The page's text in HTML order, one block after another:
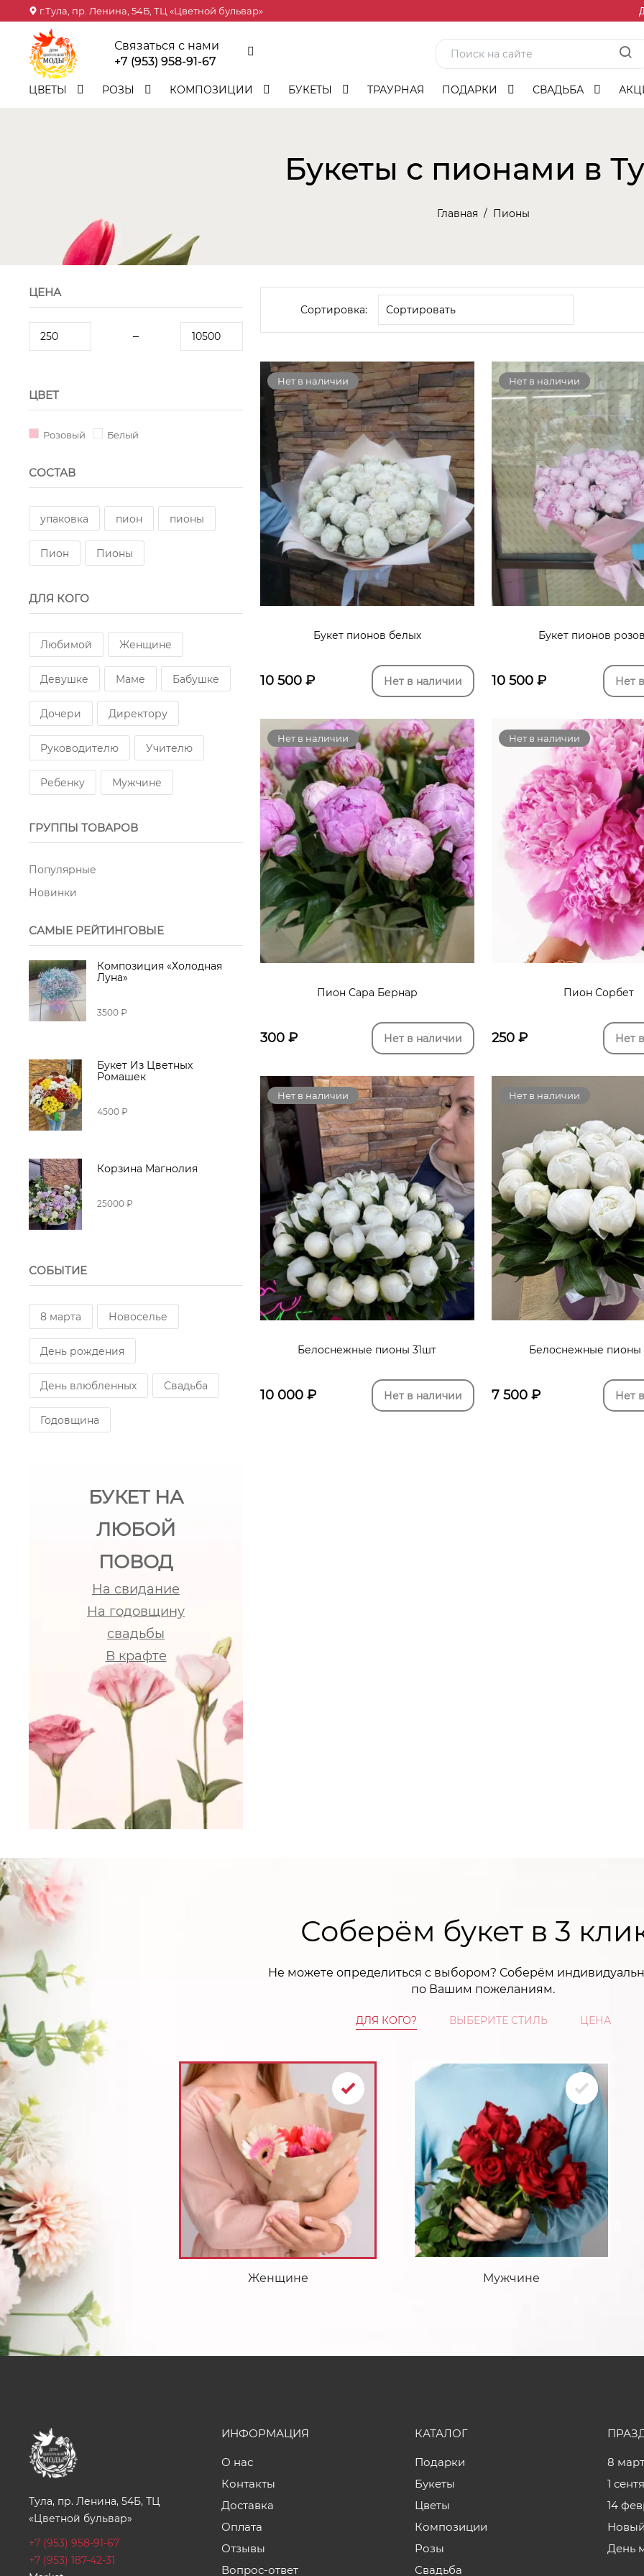
г.Тула, пр. Ленина, 54Б, ТЦ «Цветной бульвар»
Связаться с нами
+7 (953) 958-91-67
ЦВЕТЫ РОЗЫ КОМПОЗИЦИИ БУКЕТЫ ТРАУРНАЯ ПОДАРКИ СВАДЬБА
Букеты с пионами в
Главная Пионы
ЦЕНА
ЦВЕТ
Розовый Белый
СОСТАВ
упаковка пион пионы
Пион Пионы
ДЛЯ КОГО
Любимой Женщине
Девушке Маме Бабушке
Дочери Директору
Руководителю Учителю
Ребенку Мужчине
ГРУППЫ ТОВАРОВ
Популярные
Новинки
САМЫЕ РЕЙТИНГОВЫЕ
Композиция «Холодная
Луна»
3500 ₽
Букет Из Цветных
Ромашек
4500 ₽
Корзина Магнолия
25000 ₽
СОБЫТИЕ
8 марта Новоселье
День рождения
День влюбленных Свадьба
Годовщина
БУКЕТ НА
ЛЮБОЙ
ПОВОД
На свидание
На годовщину
свадьбы
В крафте
Сортировка:
Нет в наличии
Букет пионов белых
10 500 ₽ Нет в наличии
Нет в наличии
Букет пионов
10 500₽ Нет
Нет в наличии
Пион Сара Бернар
300 ₽ Нет в наличии
Нет в наличии
Пион Сорбет
250₽ Нет
Нет в наличии
Белоснежные пионы 31шт
10 000 ₽ Нет в наличии
Нет в наличии
Белоснежные пионы
7 500₽ Нет
Соберём букет в 3
Не можете определиться с выбором? Соберём
по Вашим пожеланиям.
ДЛЯ КОГО? ВЫБЕРИТЕ СТИЛЬ ЦЕНА
Женщине Мужчине
Тула, пр. Ленина, 54Б, ТЦ
«Цветной бульвар»
+7 (953) 958-91-67
+7 (953) 187-42-31
ИНФОРМАЦИЯ
О нас
Контакты
Доставка
Оплата
Отзывы
Вопрос-ответ
КАТАЛОГ
Подарки
Букеты
Цветы
Композиции
Розы
Свадьба
8
1
14
День